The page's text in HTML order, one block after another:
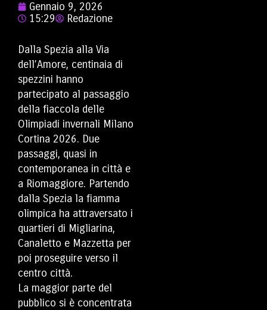
Gennaio 9, 2026
15:29
Redazione
Dalla Spezia alla Via
dell’Amore, centinaia di
spezzini hanno
partecipato al passaggio
della fiaccola delle
Olimpiadi invernali Milano
Cortina 2026. Due
passaggi, quasi in
contemporanea in città e
a Riomaggiore. Partendo
dalla Spezia la fiamma
olimpica ha attraversato i
quartieri di Migliarina,
Canaletto e Mazzetta per
poi proseguire verso il
centro città.
La maggior parte del
pubblico si è concentrata